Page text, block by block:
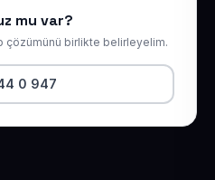
mu var?
çözümünü birlikte belirleyelim.
0 947